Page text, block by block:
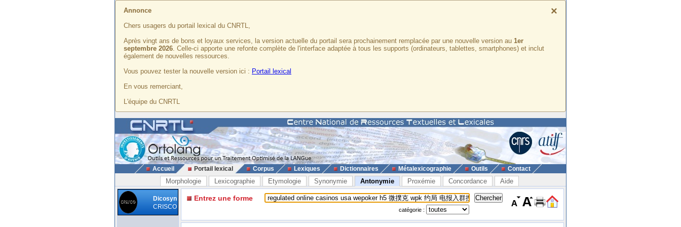
×
Annonce
Chers usagers du portail lexical du CNRTL,
Après vingt ans de bons et loyaux services, la version actuelle du portail sera prochainement remplacée par une nouvelle version au 1er
septembre 2026. Celle-ci apporte une refonte complète de l'interface adaptée à tous les supports (ordinateurs, tablettes, smartphones) et inclut
également de nouvelles ressources.
Vous pouvez tester la nouvelle version ici : Portail lexical
En vous remerciant,
L'équipe du CNRTL
Accueil Portail lexical Corpus Lexiques Dictionnaires Métalexicographie Outils Contact
Morphologie Lexicographie Etymologie Synonymie Antonymie Proxémie Concordance Aide
Dicosyn
CRISCO
Entrez une forme
catégorie :